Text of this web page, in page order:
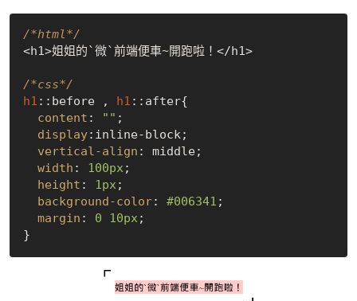
/*html*/
<h1>姐姐的`微`前端便車~開跑啦！</h1>
/*css*/
h1 ::before , h1 ::after{
content : "" ;
display:inline-block;
vertical-align : middle;
width : 100px ;
height : 1px ;
background-color: #006341 ;
margin : 0 10px ;